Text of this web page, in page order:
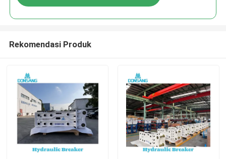
Rekomendasi Produk